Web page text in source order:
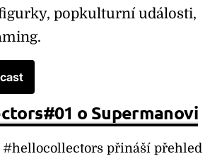
popkulturní události,
o Supermanovi
#hellocollectors přináší přehled